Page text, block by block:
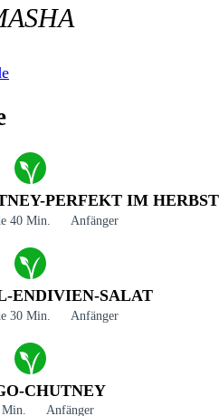
PERFEKT IM HERBST
40 Min. Anfänger
ENDIVIEN-SALAT
30 Min. Anfänger
CHUTNEY
Min. Anfänger